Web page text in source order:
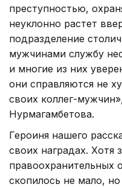
преступностью,
неуклонно растет
подразделение
мужчинами службу
и многие из них
они справляются не
своих коллег-
Нурмагамбетова.
Героиня нашего
своих наградах. Хотя
правоохранительных
скопилось не мало,